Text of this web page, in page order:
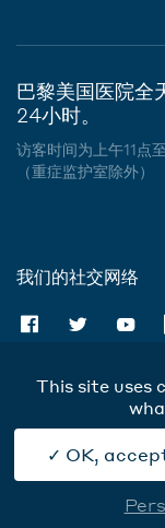
巴黎美国医院全
24小时。
访客时间为上午11点
（重症监护室除外）
我们的社交网络
This site uses
OK,